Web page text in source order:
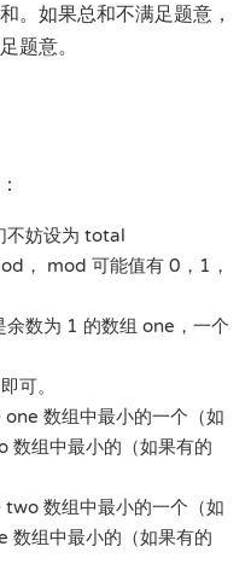
。如果总和不满足题意，
题意。
不妨设为 total
， mod 可能值有 0，1，
余数为 1 的数组 one，一个
可。
数组中最小的一个（如
数组中最小的（如果有的
数组中最小的一个（如
数组中最小的（如果有的